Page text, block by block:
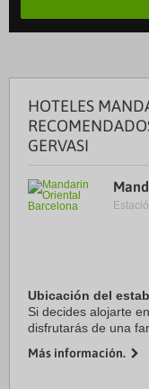
HOTELES
GERVASI
Ubicación del
Si decides alojarte
disfrutarás de una
de Plaza de
Más información.